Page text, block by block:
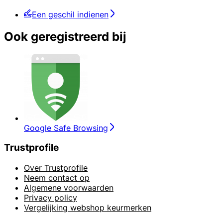
Een geschil indienen
Ook geregistreerd bij
Google Safe Browsing
Trustprofile
Over Trustprofile
Neem contact op
Algemene voorwaarden
Privacy policy
Vergelijking webshop keurmerken